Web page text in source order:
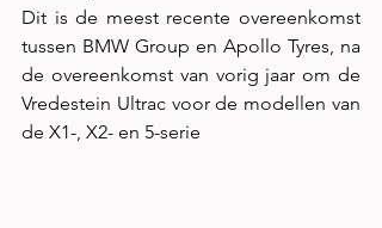
Dit is de meest recente overeenkomst
tussen BMW Group en Apollo Tyres, na
de overeenkomst van vorig jaar om de
Vredestein Ultrac voor de modellen van
de X1-, X2- en 5-serie